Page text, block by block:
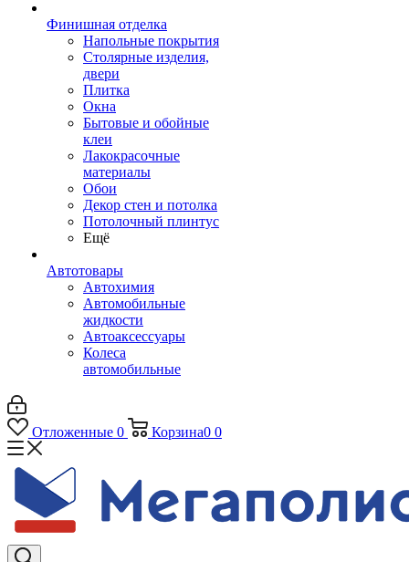
Финишная отделка
Напольные покрытия
Столярные изделия,
двери
Плитка
Окна
Бытовые и обойные
клеи
Лакокрасочные
материалы
Обои
Декор стен и потолка
Потолочный плинтус
Ещё
Автотовары
Автохимия
Автомобильные
жидкости
Автоаксессуары
Колеса
автомобильные
Отложенные 0 Корзина0 0